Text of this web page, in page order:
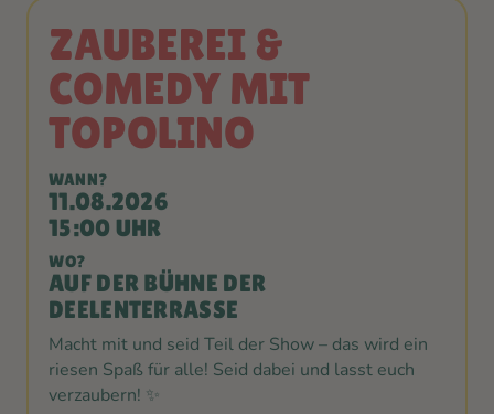
ZAUBEREI &
COMEDY MIT
TOPOLINO
WANN?
11.08.2026
15:00 UHR
WO?
AUF DER BÜHNE DER
DEELENTERRASSE
Macht mit und seid Teil der Show – das wird ein
riesen Spaß für alle! Seid dabei und lasst euch
verzaubern! ✨